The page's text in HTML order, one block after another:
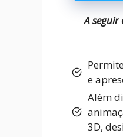
A
e
Além
3D,